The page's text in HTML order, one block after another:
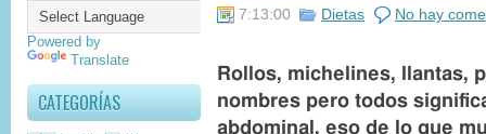
Powered by
Translate
CATEGORÍAS
7:13:00 Dietas No hay
Rollos, michelines, llantas,
nombres pero todos
abdominal, eso de lo que